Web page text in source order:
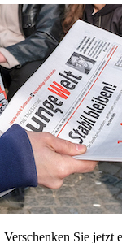
Verschenken Sie jetzt